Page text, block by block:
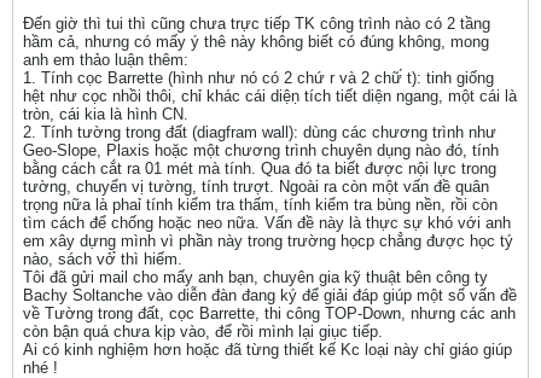
Đến giờ thì tui thì cũng chưa trực tiếp TK công trình nào có 2 tầng
hầm cả, nhưng có mấy ý thê này không biết có đúng không, mong
anh em thảo luận thêm:
1. Tính cọc Barrette (hình như nó có 2 chứ r và 2 chữ́ t): tinh giống
hệt như cọc nhồi thôi, chỉ khác cái diệṇ tích tiết diện ngang, một cái là
tròn, cái kia là hình CN.
2. Tính tường trong đất (diagfram wall): dùng các chương trình như
Geo-Slope, Plaxis hoặc một chương trình chuyên dụng nào đó, tính
bằng cách cắt ra 01 mét mà tính. Qua đó ta biết được nội lực trong
tường, chuyển vị tường, tính trượt. Ngoài ra còn một vấn đề quân
trọng nữa là phaỉ tính kiểm tra thấm, tính kiểm tra bùng nền, rồi còn
tìm cách để chống hoặc neo nữa. Vấn đề này là thực sự khó với anh
em xây dựng mình vì phần này trong trường họcp chẳng được học tý
nào, sách vở̉ thì hiếm.
Tôi đã gửi mail cho mấy anh bạn, chuyên gia kỹ thuật bên công ty
Bachy Soltanche vào diễn đàn đang ký để giải đáp giúp một số vấn đề
về Tường trong đất, cọc Barrette, thi công TOP-Down, nhưng các anh
còn bận quá chưa kịp vào, để rồi mình lại giục tiếp.
Ai có kinh nghiệm hơn hoặc đã từng thiết kế Kc loại này chỉ giáo giúp
nhé !